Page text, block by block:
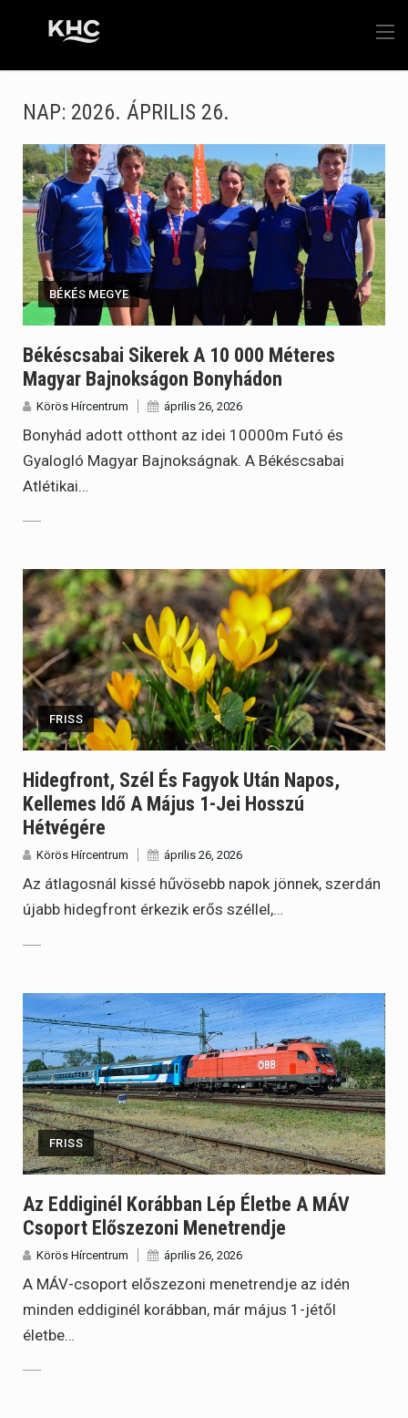
NAP: 2026. ÁPRILIS 26.
BÉKÉS MEGYE
Békéscsabai Sikerek A 10 000 Méteres
Magyar Bajnokságon Bonyhádon
Körös Hírcentrum április 26, 2026
Bonyhád adott otthont az idei 10000m Futó és
Gyalogló Magyar Bajnokságnak. A Békéscsabai
Atlétikai…
FRISS
Hidegfront, Szél És Fagyok Után Napos,
Kellemes Idő A Május 1-Jei Hosszú
Hétvégére
Körös Hírcentrum április 26, 2026
Az átlagosnál kissé hűvösebb napok jönnek, szerdán
újabb hidegfront érkezik erős széllel,…
FRISS
Az Eddiginél Korábban Lép Életbe A MÁV
Csoport Előszezoni Menetrendje
Körös Hírcentrum április 26, 2026
A MÁV-csoport előszezoni menetrendje az idén
minden eddiginél korábban, már május 1-jétől
életbe…